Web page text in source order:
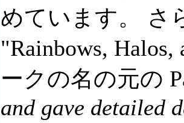
めています。 さ
"Rainbows,
ークの名の元の
and gave detailed